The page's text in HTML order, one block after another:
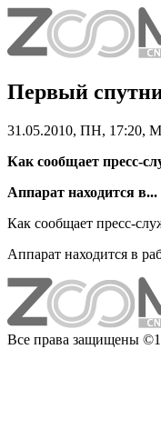
Первый
31.05.2010, ПН, 17:20,
Как сообщает пресс-
Аппарат находится в...
Как сообщает пресс-
Аппарат находится в
Все права защищены